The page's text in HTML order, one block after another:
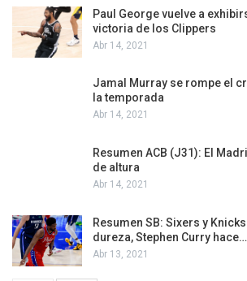
Paul George vuelve a
victoria de los Clippers
Abr 14, 2021
Jamal Murray se rompe el
la temporada
Abr 14, 2021
Resumen ACB (J31): El
de altura
Abr 14, 2021
Resumen SB: Sixers y
dureza, Stephen Curry hace…
Abr 13, 2021